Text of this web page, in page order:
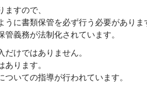
すので、
に書類保管を必ず行う必要がありま
義務が法制化されています。
けではありません。
ります。
いての指導が行われています。